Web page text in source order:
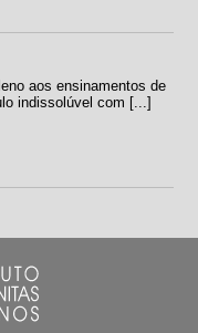
aos ensinamentos de
indissolúvel com [...]